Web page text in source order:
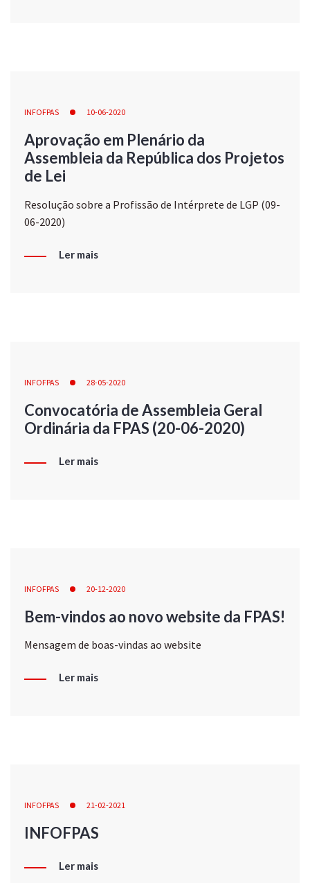
INFOFPAS 10-06-2020
Aprovação em Plenário da
Assembleia da República dos Projetos
de Lei
Resolução sobre a Profissão de Intérprete de LGP (09-
06-2020)
Ler mais
INFOFPAS 28-05-2020
Convocatória de Assembleia Geral
Ordinária da FPAS (20-06-2020)
Ler mais
INFOFPAS 20-12-2020
Bem-vindos ao novo website da FPAS!
Mensagem de boas-vindas ao website
Ler mais
INFOFPAS 21-02-2021
INFOFPAS
Ler mais